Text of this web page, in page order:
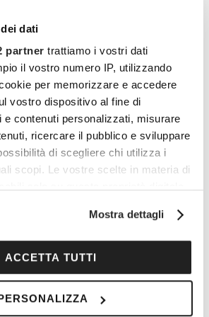
dati
partner trattiamo i vostri dati
il vostro numero IP, utilizzando
per memorizzare e accedere
vostro dispositivo al fine di
e contenuti personalizzati, misurare
ricercare il pubblico e sviluppare
di scegliere chi utilizza i
scopi. Le vostre scelte in materia di
il proprio consenso in qualsiasi
della privacy.
informazioni sulla tua posizione
Mostra dettagli
ACCETTA TUTTI
Ferragamo Etro
l’articolo? Iscriviti
e partecipa alla